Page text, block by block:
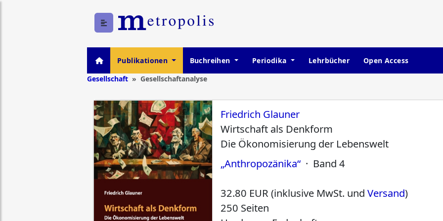
Publikationen Buchreihen Periodika Lehrbücher
Open Access
Gesellschaft
Gesellschaftanalyse
Friedrich Glauner
Wirtschaft als Denkform
Die Ökonomisierung der Lebenswelt
„Anthropozänika“ · Band 4
32.80 EUR (inklusive MwSt. undVersand)
250 Seiten